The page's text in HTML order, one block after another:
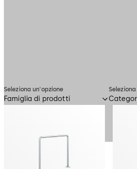
Seleziona un'opzione
Famiglia di prodotti